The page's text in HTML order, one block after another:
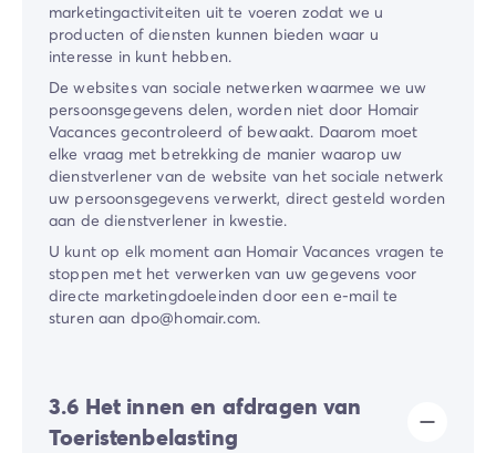
marketingactiviteiten uit te voeren zodat we u
producten of diensten kunnen bieden waar u
interesse in kunt hebben.
De websites van sociale netwerken waarmee we uw
persoonsgegevens delen, worden niet door Homair
Vacances gecontroleerd of bewaakt. Daarom moet
elke vraag met betrekking de manier waarop uw
dienstverlener van de website van het sociale netwerk
uw persoonsgegevens verwerkt, direct gesteld worden
aan de dienstverlener in kwestie.
U kunt op elk moment aan Homair Vacances vragen te
stoppen met het verwerken van uw gegevens voor
directe marketingdoeleinden door een e-mail te
sturen aan dpo@homair.com.
3.6 Het innen en afdragen van
Toeristenbelasting